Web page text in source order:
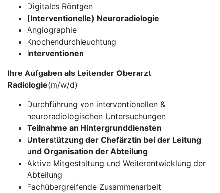
Digitales Röntgen
(Interventionelle) Neuroradiologie
Angiographie
Knochendurchleuchtung
Interventionen
Ihre Aufgaben als Leitender Oberarzt
Radiologie(m/w/d)
Durchführung von interventionellen &
neuroradiologischen Untersuchungen
Teilnahme an Hintergrunddiensten
Unterstützung der Chefärztin bei der Leitung
und Organisation der Abteilung
Aktive Mitgestaltung und Weiterentwicklung der
Abteilung
Fachübergreifende Zusammenarbeit